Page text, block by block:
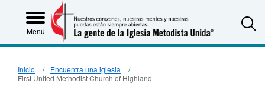
Menú
Inicio
Encuentra una iglesia
First United Methodist Church of Highland